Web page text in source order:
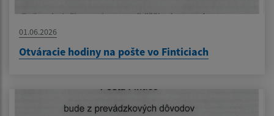
01.06.2026
Otváracie hodiny na pošte vo Finticiach